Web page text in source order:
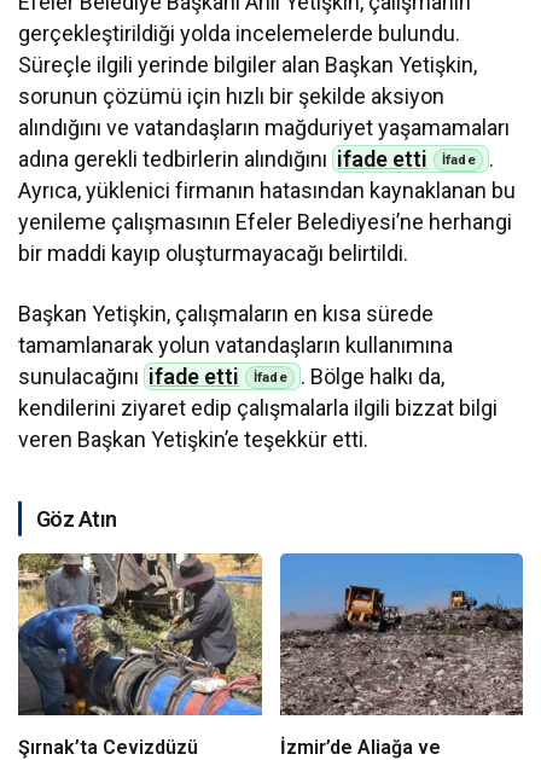
gerçekleştirildiği yolda incelemelerde bulundu.
Süreçle ilgili yerinde bilgiler alan Başkan Yetişkin,
sorunun çözümü için hızlı bir şekilde aksiyon
alındığını ve vatandaşların mağduriyet yaşamamaları
adına gerekli tedbirlerin alındığını ifade etti
.
Ayrıca, yüklenici firmanın hatasından kaynaklanan bu
yenileme çalışmasının Efeler Belediyesi’ne herhangi
bir maddi kayıp oluşturmayacağı belirtildi.
Başkan Yetişkin, çalışmaların en kısa sürede
tamamlanarak yolun vatandaşların kullanımına
sunulacağını ifade etti
. Bölge halkı da,
kendilerini ziyaret edip çalışmalarla ilgili bizzat bilgi
veren Başkan Yetişkin’e teşekkür etti.
Göz Atın
Şırnak’ta Cevizdüzü
İzmir’de Aliağa ve